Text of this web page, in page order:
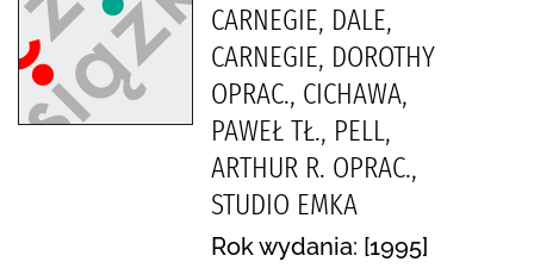
CARNEGIE, DALE,
CARNEGIE, DOROTHY
OPRAC., CICHAWA,
PAWEŁ TŁ., PELL,
ARTHUR R. OPRAC.,
STUDIO EMKA
Rok wydania: [1995]